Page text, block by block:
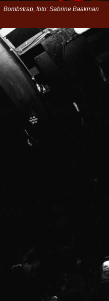
Bombstrap, foto: Sabrine Baakman